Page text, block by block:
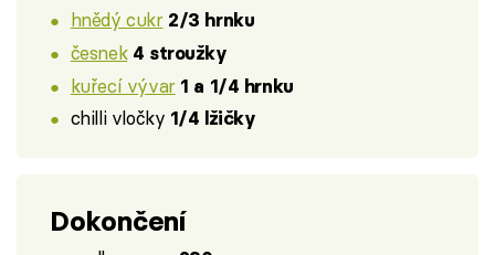
hnědý cukr 2/3 hrnku
česnek 4 stroužky
kuřecí vývar 1 a 1/4 hrnku
chilli vločky 1/4 lžičky
Dokončení